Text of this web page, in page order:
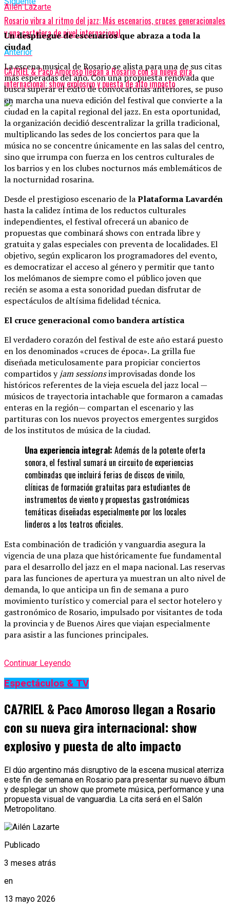
Rosario vibra al ritmo del jazz: Más escenarios, cruces generacionales
y una cartelera de nivel internacional
Anterior
CA7RIEL & Paco Amoroso llegan a Rosario con su nueva gira
internacional: show explosivo y puesta de alto impacto
Ailén Lazarte
Un despliegue de escenarios que abraza a toda la
ciudad
La escena musical de Rosario se alista para una de sus citas
más esperadas del año. Con una propuesta renovada que
busca superar el éxito de convocatorias anteriores, se puso
en marcha una nueva edición del festival que convierte a la
ciudad en la capital regional del jazz. En esta oportunidad,
la organización decidió descentralizar la grilla tradicional,
multiplicando las sedes de los conciertos para que la
música no se concentre únicamente en las salas del centro,
sino que irrumpa con fuerza en los centros culturales de
los barrios y en los clubes nocturnos más emblemáticos de
la nocturnidad rosarina.
Desde el prestigioso escenario de laPlataforma Lavardén
hasta la calidez íntima de los reductos culturales
independientes, el festival ofrecerá un abanico de
propuestas que combinará shows con entrada libre y
gratuita y galas especiales con preventa de localidades. El
objetivo, según explicaron los programadores del evento,
es democratizar el acceso al género y permitir que tanto
los melómanos de siempre como el público joven que
recién se asoma a esta sonoridad puedan disfrutar de
espectáculos de altísima fidelidad técnica.
El cruce generacional como bandera artística
El verdadero corazón del festival de este año estará puesto
en los denominados «cruces de época». La grilla fue
diseñada meticulosamente para propiciar conciertos
compartidos yjam sessionsimprovisadas donde los
históricos referentes de la vieja escuela del jazz local —
músicos de trayectoria intachable que formaron a camadas
enteras en la región— compartan el escenario y las
partituras con los nuevos proyectos emergentes surgidos
de los institutos de música de la ciudad.
Una experiencia integral: Además de la potente oferta
sonora, el festival sumará un circuito de experiencias
combinadas que incluirá ferias de discos de vinilo,
clínicas de formación gratuitas para estudiantes de
instrumentos de viento y propuestas gastronómicas
temáticas diseñadas especialmente por los locales
linderos a los teatros oficiales.
Esta combinación de tradición y vanguardia asegura la
vigencia de una plaza que históricamente fue fundamental
para el desarrollo del jazz en el mapa nacional. Las reservas
para las funciones de apertura ya muestran un alto nivel de
demanda, lo que anticipa un fin de semana a puro
movimiento turístico y comercial para el sector hotelero y
gastronómico de Rosario, impulsado por visitantes de toda
la provincia y de Buenos Aires que viajan especialmente
para asistir a las funciones principales.
Continuar Leyendo
Espectáculos & TV
CA7RIEL & Paco Amoroso llegan a Rosario
con su nueva gira internacional: show
explosivo y puesta de alto impacto
El dúo argentino más disruptivo de la escena musical aterriza
este fin de semana en Rosario para presentar su nuevo álbum
y desplegar un show que promete música, performance y una
propuesta visual de vanguardia. La cita será en el Salón
Metropolitano.
Publicado
3 meses atrás
en
13 mayo 2026